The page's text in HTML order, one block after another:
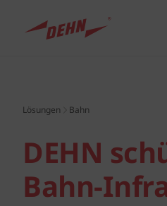
content
EINLOGGEN /
Lösungen Bahn
DEHN
Bahn-